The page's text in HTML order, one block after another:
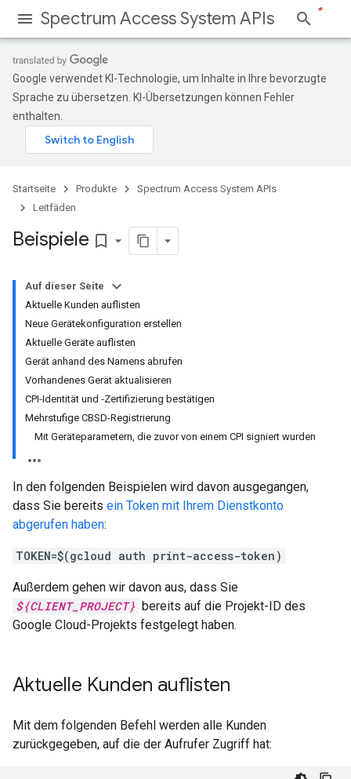
Spectrum Access System APIs
Google verwendet KI-Technologie, um Inhalte in Ihre bevorzugte
Sprache zu übersetzen. KI-Übersetzungen können Fehler
enthalten.
Startseite Produkte
Spectrum Access System APIs
Leitfäden
Beispiele bookmark_border
Auf dieser Seite
Aktuelle Kunden auflisten
Neue Gerätekonfiguration erstellen
Aktuelle Geräte auflisten
Gerät anhand des Namens abrufen
Vorhandenes Gerät aktualisieren
CPI-Identität und ‑Zertifizierung bestätigen
Mehrstufige CBSD-Registrierung
Mit Geräteparametern, die zuvor von einem CPI signiert wurden
In den folgenden Beispielen wird davon ausgegangen,
dass Sie bereits ein Token mit Ihrem Dienstkonto
abgerufen haben:
TOKEN=$(gcloud auth print-access-token)
Außerdem gehen wir davon aus, dass Sie
${CLIENT_PROJECT} bereits auf die Projekt-ID des
Google Cloud-Projekts festgelegt haben.
Aktuelle Kunden auflisten
Mit dem folgenden Befehl werden alle Kunden
zurückgegeben, auf die der Aufrufer Zugriff hat: